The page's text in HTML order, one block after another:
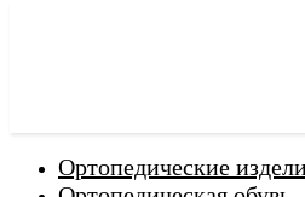
Ортопедические